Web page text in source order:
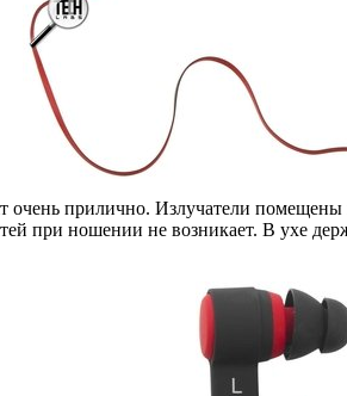
прилично. Излучатели
при ношении не возникает. В ухе